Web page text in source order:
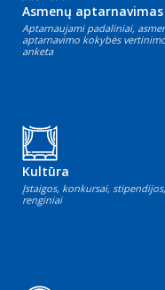
Asmenų aptarnavimas
Aptarnaujami padaliniai,
aptarnavimo kokybės
anketa
Kultūra
Įstaigos, konkursai, stipendijos,
renginiai